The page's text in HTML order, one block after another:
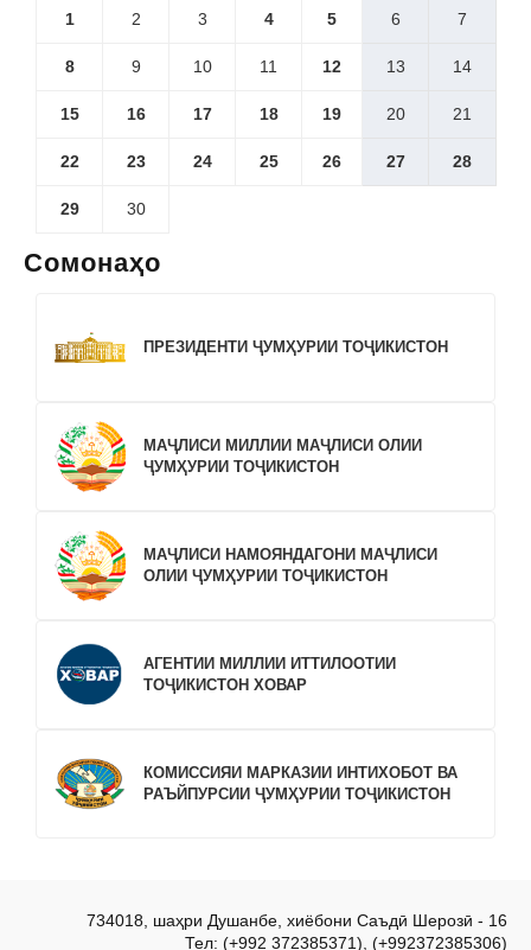
1 2 3 4 5 6 7
8 9 10 11 12 13 14
15 16 17 18 19 20 21
22 23 24 25 26 27 28
29 30
Сомонаҳо
ПРЕЗИДЕНТИ ҶУМҲУРИИ ТОҶИКИСТОН
МАҶЛИСИ МИЛЛИИ МАҶЛИСИ ОЛИИ
ҶУМҲУРИИ ТОҶИКИСТОН
МАҶЛИСИ НАМОЯНДАГОНИ МАҶЛИСИ
ОЛИИ ҶУМҲУРИИ ТОҶИКИСТОН
АГЕНТИИ МИЛЛИИ ИТТИЛООТИИ
ТОҶИКИСТОН ХОВАР
КОМИССИЯИ МАРКАЗИИ ИНТИХОБОТ ВА
РАЪЙПУРСИИ ҶУМҲУРИИ ТОҶИКИСТОН
734018, шаҳри Душанбе, хиёбони Саъдӣ Шерозӣ - 16
Тел: (+992 372385371), (+992372385306)